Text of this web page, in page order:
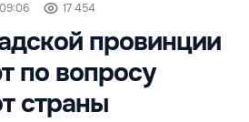
17 454
провинции
по вопросу
страны